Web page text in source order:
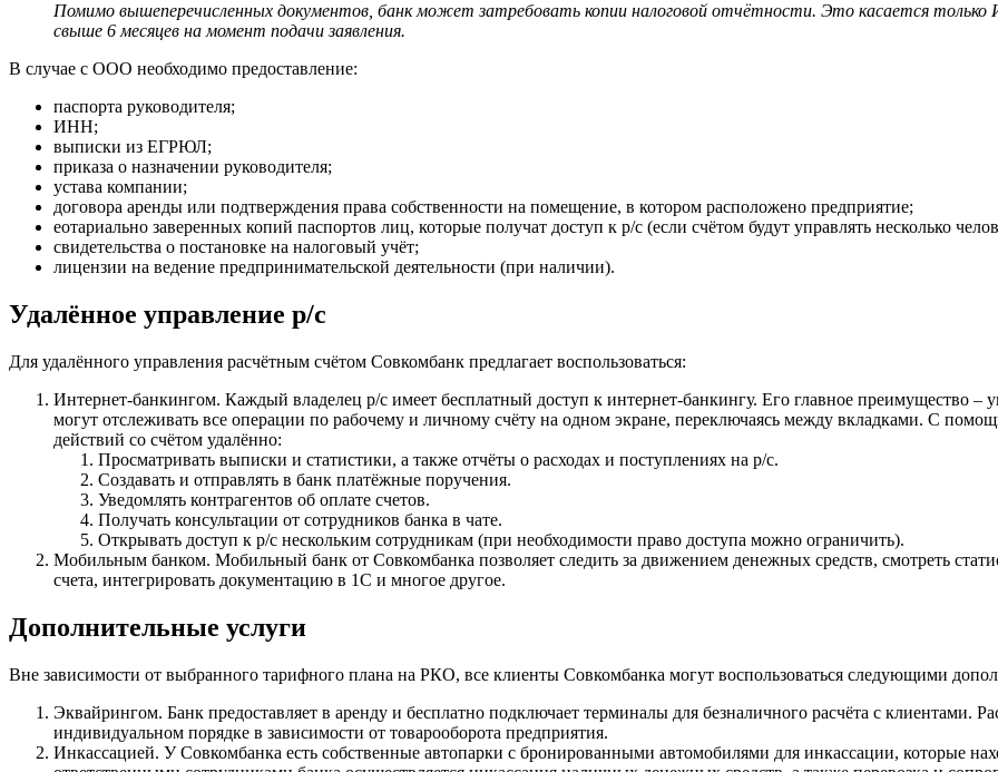
Помимо вышеперечисленных документов, банк может затребовать копии налоговой отчётности. Это касается только
свыше 6 месяцев на момент подачи заявления.
В случае с ООО необходимо предоставление:
паспорта руководителя;
ИНН;
выписки из ЕГРЮЛ;
приказа о назначении руководителя;
устава компании;
договора аренды или подтверждения права собственности на помещение, в котором расположено предприятие;
еотариально заверенных копий паспортов лиц, которые получат доступ к р/с (если счётом будут управлять несколько
свидетельства о постановке на налоговый учёт;
лицензии на ведение предпринимательской деятельности (при наличии).
Удалённое управление р/с
Для удалённого управления расчётным счётом Совкомбанк предлагает воспользоваться:
Интернет-банкингом. Каждый владелец р/с имеет бесплатный доступ к интернет-банкингу. Его главное преимущество –
могут отслеживать все операции по рабочему и личному счёту на одном экране, переключаясь между вкладками. С
действий со счётом удалённо:
Просматривать выписки и статистики, а также отчёты о расходах и поступлениях на р/с.
Создавать и отправлять в банк платёжные поручения.
Уведомлять контрагентов об оплате счетов.
Получать консультации от сотрудников банка в чате.
Открывать доступ к р/с нескольким сотрудникам (при необходимости право доступа можно ограничить).
Мобильным банком. Мобильный банк от Совкомбанка позволяет следить за движением денежных средств, смотреть
счета, интегрировать документацию в 1С и многое другое.
Дополнительные услуги
Вне зависимости от выбранного тарифного плана на РКО, все клиенты Совкомбанка могут воспользоваться следующими
Эквайрингом. Банк предоставляет в аренду и бесплатно подключает терминалы для безналичного расчёта с клиентами.
индивидуальном порядке в зависимости от товарооборота предприятия.
Инкассацией. У Совкомбанка есть собственные автопарки с бронированными автомобилями для инкассации, которые